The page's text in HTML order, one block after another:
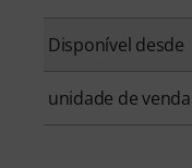
Disponível desde
unidade de venda